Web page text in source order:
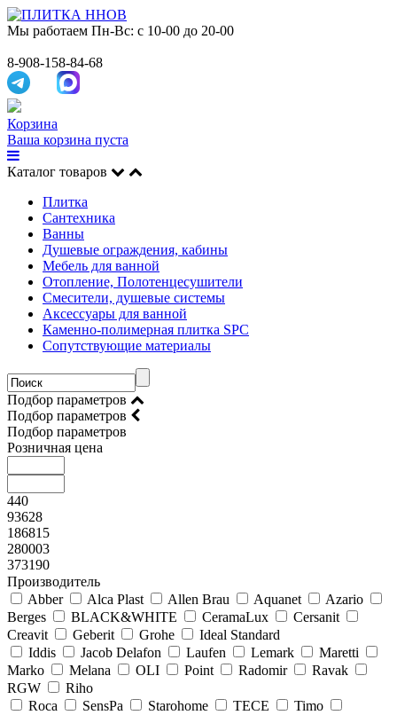
Мы работаем Пн-Вс: с 10-00 до 20-00
8-908-158-84-68
Корзина
Ваша корзина пуста
Каталог товаров
Плитка
Сантехника
Ванны
Душевые ограждения, кабины
Мебель для ванной
Отопление, Полотенцесушители
Смесители, душевые системы
Аксессуары для ванной
Каменно-полимерная плитка SPC
Сопутствующие материалы
Подбор параметров
Подбор параметров
Подбор параметров
Розничная цена
440
93628
186815
280003
373190
Производитель
Abber
Alca Plast Allen Brau Aquanet
Azario
Berges
BLACK&WHITE CeramaLux
Cersanit
Creavit
Geberit Grohe
Ideal Standard
Iddis
Jacob Delafon Laufen Lemark
Maretti
Marko
Melana OLI Point Radomir
Ravak
RGW
Riho
Roca
SensPa Starohome TECE
Timo